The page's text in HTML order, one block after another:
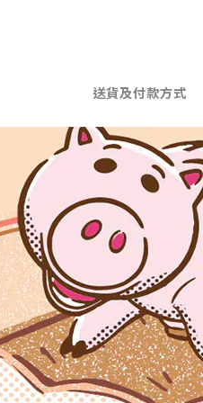
送貨及付款方式